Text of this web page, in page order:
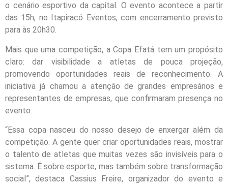
o cenário esportivo da capital. O evento acontece a partir
das 15h, no Itapiracó Eventos, com encerramento previsto
para às 20h30.
Mais que uma competição, a Copa Efatá tem um propósito
claro: dar visibilidade a atletas de pouca projeção,
promovendo oportunidades reais de reconhecimento. A
iniciativa já chamou a atenção de grandes empresários e
representantes de empresas, que confirmaram presença no
evento.
“Essa copa nasceu do nosso desejo de enxergar além da
competição. A gente quer criar oportunidades reais, mostrar
o talento de atletas que muitas vezes são invisíveis para o
sistema. É sobre esporte, mas também sobre transformação
social”, destaca Cassius Freire, organizador do evento e